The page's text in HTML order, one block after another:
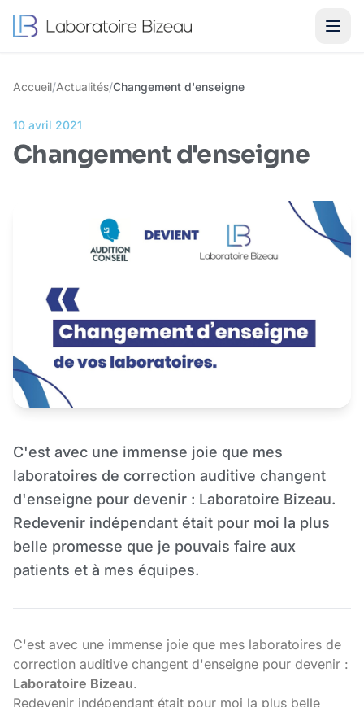
Accueil/Actualités/Changement d'enseigne
10 avril 2021
Changement d'enseigne
C'est avec une immense joie que mes
laboratoires de correction auditive changent
d'enseigne pour devenir : Laboratoire Bizeau.
Redevenir indépendant était pour moi la plus
belle promesse que je pouvais faire aux
patients et à mes équipes.
C'est avec une immense joie que mes laboratoires de
correction auditive changent d'enseigne pour devenir :
Laboratoire Bizeau.
Redevenir indépendant était pour moi la plus belle